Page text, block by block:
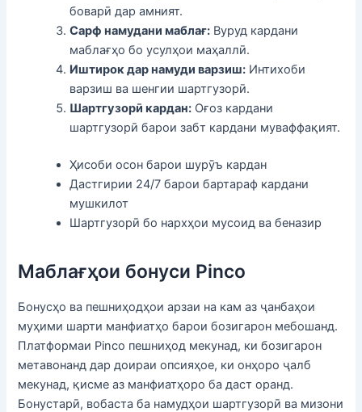
боварӣ дар амният.
Сарф намудани маблағ: Вуруд кардани
маблағҳо бо усулҳои маҳаллӣ.
Иштирок дар намуди варзиш: Интихоби
варзиш ва шенгии шартгузорӣ.
Шартгузорӣ кардан: Оғоз кардани
шартгузорӣ барои забт кардани муваффақият.
Ҳисоби осон барои шурӯъ кардан
Дастгирии 24/7 барои бартараф кардани
мушкилот
Шартгузорӣ бо нархҳои мусоид ва беназир
Маблағҳои бонуси Pinco
Бонусҳо ва пешниҳодҳои арзаи на кам аз ҷанбаҳои
муҳими шарти манфиатҳо барои бозигарон мебошанд.
Платформаи Pinco пешниҳод мекунад, ки бозигарон
метавонанд дар доираи опсияҳое, ки онҳоро ҷалб
мекунад, қисме аз манфиатҳоро ба даст оранд.
Бонустарӣ, вобаста ба намудҳои шартгузорӣ ва мизони